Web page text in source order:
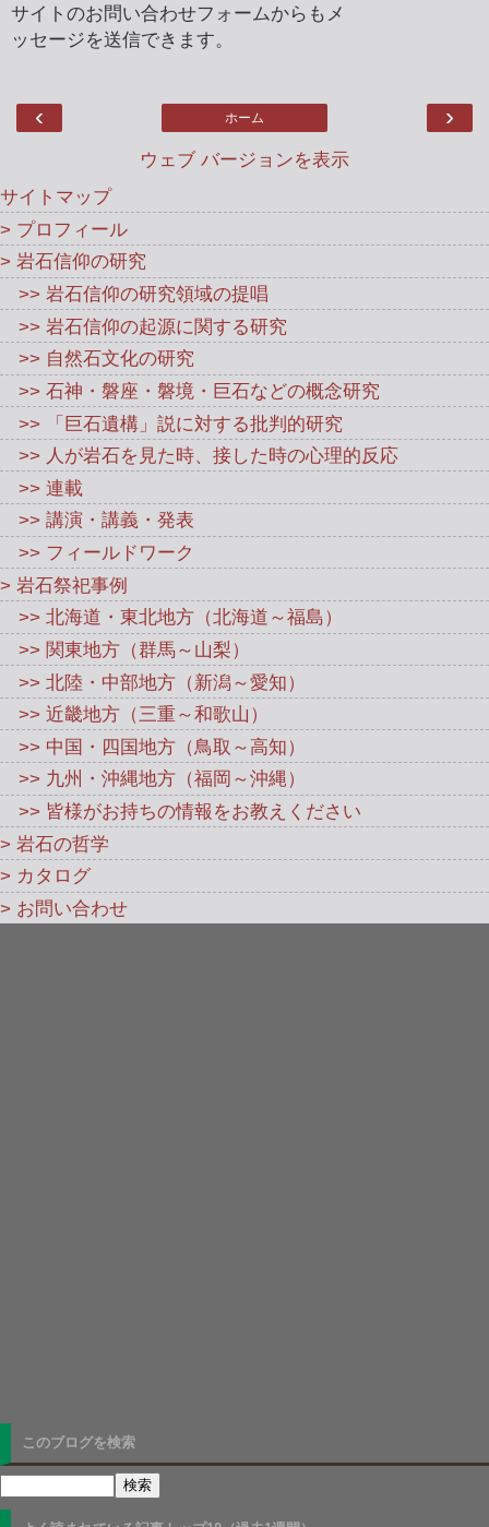
サイトのお問い合わせフォームからもメ
ッセージを送信できます。
‹ ›
ホーム
ウェブ バージョンを表示
サイトマップ
> プロフィール
> 岩石信仰の研究
>> 岩石信仰の研究領域の提唱
>> 岩石信仰の起源に関する研究
>> 自然石文化の研究
>> 石神・磐座・磐境・巨石などの概念研究
>> 「巨石遺構」説に対する批判的研究
>> 人が岩石を見た時、接した時の心理的反応
>> 連載
>> 講演・講義・発表
>> フィールドワーク
> 岩石祭祀事例
>> 北海道・東北地方（北海道～福島）
>> 関東地方（群馬～山梨）
>> 北陸・中部地方（新潟～愛知）
>> 近畿地方（三重～和歌山）
>> 中国・四国地方（鳥取～高知）
>> 九州・沖縄地方（福岡～沖縄）
>> 皆様がお持ちの情報をお教えください
> 岩石の哲学
> カタログ
> お問い合わせ
このブログを検索